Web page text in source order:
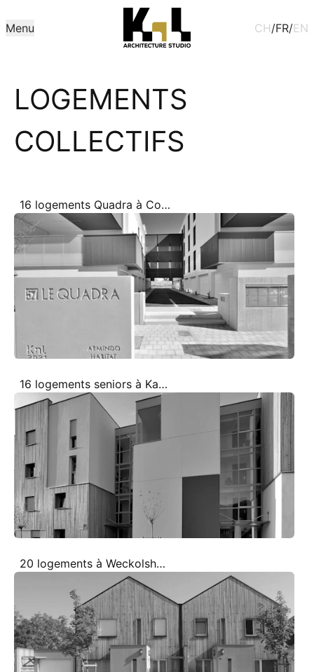
Menu CH/FR/EN
LOGEMENTS
COLLECTIFS
16 logements Quadra à Colmar
16 logements seniors à Kaysersberg
20 logements à Weckolsheim